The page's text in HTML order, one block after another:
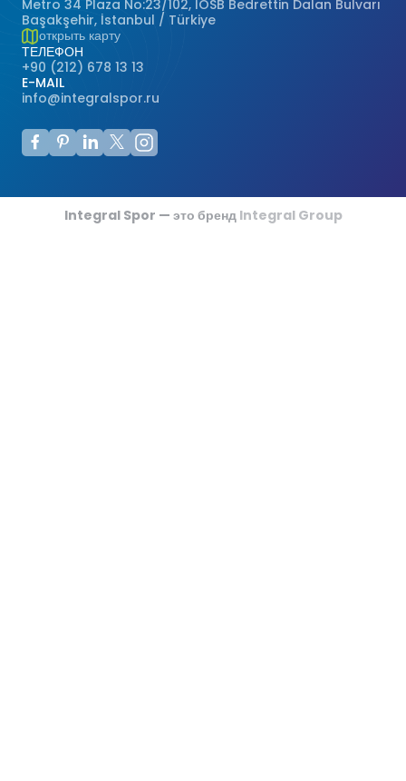
Ипподромы
Metro 34 Plaza No:23/102, İOSB Bedrettin Dalan Bulvarı
Başakşehir, İstanbul / Türkiye
открыть карту
ТЕЛЕФОН
+90 (212) 678 13 13
E-MAIL
info@integralspor.ru
Integral Spor — это бренд Integral Group